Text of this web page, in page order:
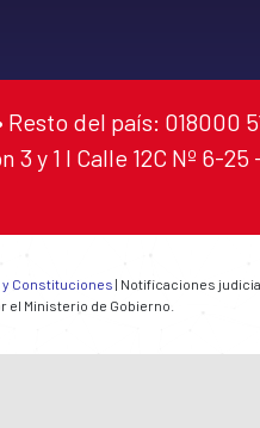
del país: 018000
y 1 I Calle 12C Nº 6-
Constituciones | Notificaciones
el Ministerio de Gobierno.